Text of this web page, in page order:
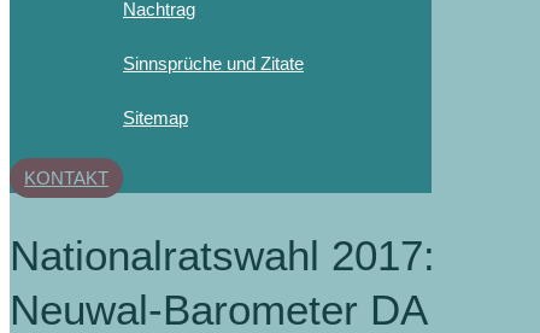
Nachtrag
Sinnsprüche und Zitate
Sitemap
KONTAKT
Nationalratswahl 2017:
Neuwal-Barometer DA